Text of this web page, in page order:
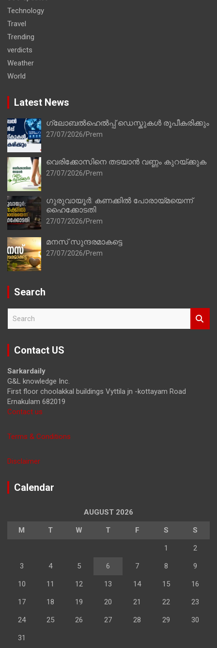
Technology
Travel
Trending
verdicts
Weather
World
Latest News
ഗ്ലോബൽഹെൽപ്പ് ഡെസ്കുകൾ രൂപീകരിക്കും
27/07/2026 Prem
വെരിക്കോസിനെ തടയാൻ വണ്ണം കുറയ്ക്കുക
27/07/2026 Prem
ഗുരുവായൂർ: കണക്കിൽ പോരായ്മയെന്ന്
ഹൈക്കോടതി
27/07/2026 Prem
മനസ് സുന്ദരമാകട്ടെ
27/07/2026 Prem
Search
r
Contact US
Sarkardaily
G&L knowledge Inc.
First floor choolakkal buildings Vyttila jn -kottayam Road
Ernakulam 682019
Contact us
Terms & Conditions
Disclaimer
Calendar
AUGUST 2026
M T W T F S S
1 2
3 4 5 6 7 8 9
10 11 12 13 14 15 16
17 18 19 20 21 22 23
24 25 26 27 28 29 30
31